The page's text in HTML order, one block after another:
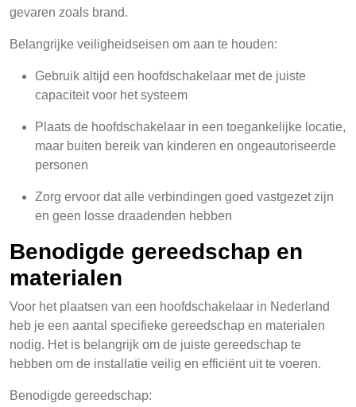
gevaren zoals brand.
Belangrijke veiligheidseisen om aan te houden:
Gebruik altijd een hoofdschakelaar met de juiste
capaciteit voor het systeem
Plaats de hoofdschakelaar in een toegankelijke locatie,
maar buiten bereik van kinderen en ongeautoriseerde
personen
Zorg ervoor dat alle verbindingen goed vastgezet zijn
en geen losse draadenden hebben
Benodigde gereedschap en
materialen
Voor het plaatsen van een hoofdschakelaar in Nederland
heb je een aantal specifieke gereedschap en materialen
nodig. Het is belangrijk om de juiste gereedschap te
hebben om de installatie veilig en efficiënt uit te voeren.
Benodigde gereedschap: